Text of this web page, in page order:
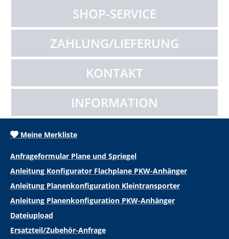
SHOP-SERVICE
ZAHLUNG/LIEFERUNG
KONTAKT
INFORMATION
Meine Merkliste
Anfrageformular Plane und Spriegel
Anleitung Konfigurator Flachplane PKW-Anhänger
Anleitung Planenkonfiguration Kleintransporter
Anleitung Planenkonfiguration PKW-Anhänger
Dateiupload
Ersatzteil/Zubehör-Anfrage